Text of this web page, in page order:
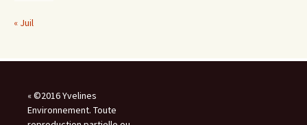
« Juil
« ©2016 Yvelines
Environnement. Toute